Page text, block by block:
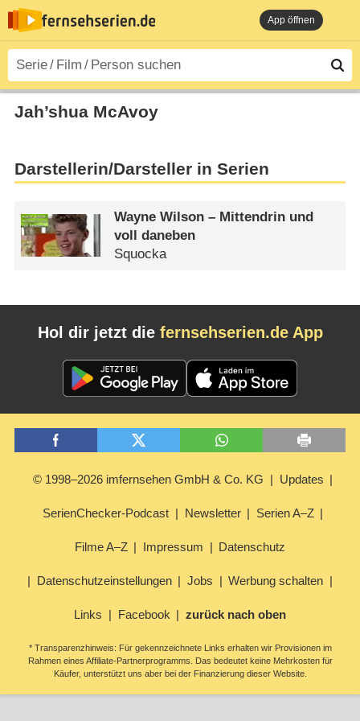
App öffnen
Jah’shua McAvoy
Darstellerin/Darsteller in Serien
Wayne Wilson – Mittendrin und
voll daneben
Squocka
Hol dir jetzt die fernsehserien.de App
© 1998–2026 imfernsehen GmbH & Co. KG Updates
SerienChecker-Podcast Newsletter Serien A–Z
Filme A–Z Impressum Datenschutz
Datenschutzeinstellungen Jobs Werbung schalten
Links Facebook zurück nach oben
* Transparenzhinweis: Für gekennzeichnete Links erhalten wir Provisionen im
Rahmen eines Affiliate-Partnerprogramms. Das bedeutet keine Mehrkosten für
Käufer, unterstützt uns aber bei der Finanzierung dieser Website.